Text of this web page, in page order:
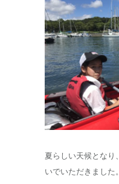
夏らしい天候となり
いでいただきました。